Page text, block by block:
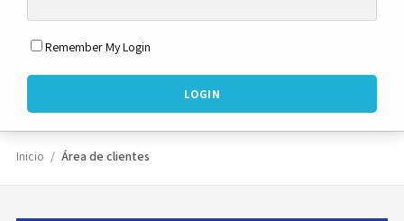
Remember My Login
Inicio Área de clientes